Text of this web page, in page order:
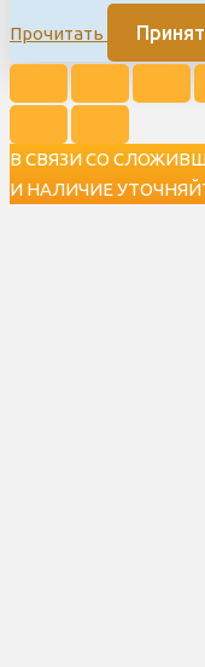
Прочитать
В СВЯЗИ СО
И НАЛИЧИЕ